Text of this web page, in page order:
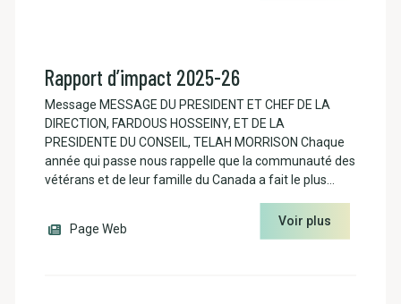
Rapport d’impact 2025-26
Message MESSAGE DU PRESIDENT ET CHEF DE LA
DIRECTION, FARDOUS HOSSEINY, ET DE LA
PRESIDENTE DU CONSEIL, TELAH MORRISON Chaque
année qui passe nous rappelle que la communauté des
vétérans et de leur famille du Canada a fait le plus…
Page Web
Voir plus